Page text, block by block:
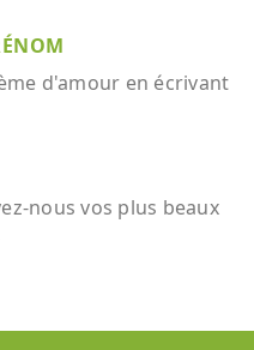
d'amour en écrivant
nous vos plus beaux